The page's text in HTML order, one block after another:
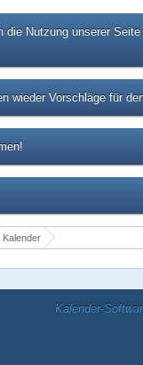
die Nutzung unserer
wieder Vorschläge für
Kalender
Kalender-